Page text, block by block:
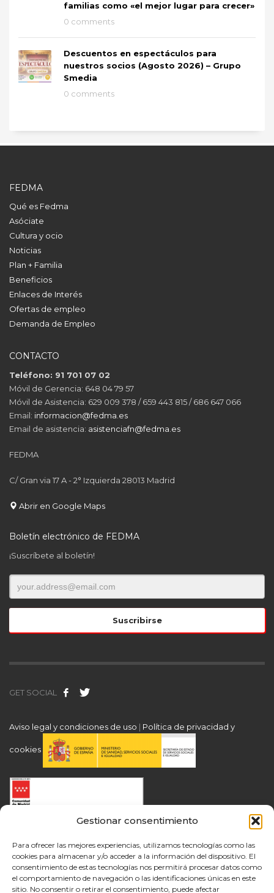
Gestionar consentimiento
Para ofrecer las mejores experiencias, utilizamos tecnologías como las
cookies para almacenar y/o acceder a la información del dispositivo. El
consentimiento de estas tecnologías nos permitirá procesar datos como
el comportamiento de navegación o las identificaciones únicas en este
sitio. No consentir o retirar el consentimiento, puede afectar
familias como «el mejor lugar para crecer»
0 comments
Descuentos en espectáculos para
nuestros socios (Agosto 2026) – Grupo
Smedia
0 comments
FEDMA
Qué es Fedma
Asóciate
Cultura y ocio
Noticias
Plan + Familia
Beneficios
Enlaces de Interés
Ofertas de empleo
Demanda de Empleo
CONTACTO
Teléfono: 91 701 07 02
Móvil de Gerencia: 648 04 79 57
Móvil de Asistencia: 629 009 378 / 659 443 815 / 686 647 066
Email: informacion@fedma.es
Email de asistencia: asistenciafn@fedma.es
FEDMA
C/ Gran via 17 A - 2° Izquierda 28013 Madrid
Abrir en Google Maps
Boletín electrónico de FEDMA
¡Suscríbete al boletín!
GET SOCIAL
Aviso legal y condiciones de uso | Política de privacidad y
cookies